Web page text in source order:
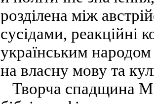
розділена між
сусідами, реакційні
українським народом
на власну мову та
Творча спадщина М.